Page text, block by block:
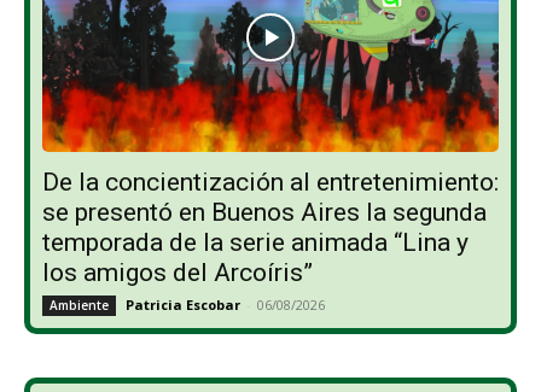
De la concientización al entretenimiento:
se presentó en Buenos Aires la segunda
temporada de la serie animada “Lina y
los amigos del Arcoíris”
Ambiente Patricia Escobar - 06/08/2026